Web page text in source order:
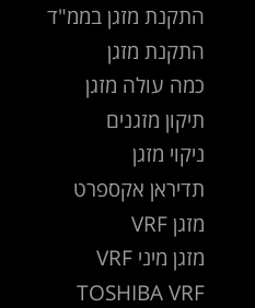
התקנת מזגן בממ"ד
התקנת מזגן
כמה עולה מזגן
תיקון מזגנים
ניקוי מזגן
תדיראן אקספרט
מזגן VRF
מזגן מיני VRF
TOSHIBA VRF